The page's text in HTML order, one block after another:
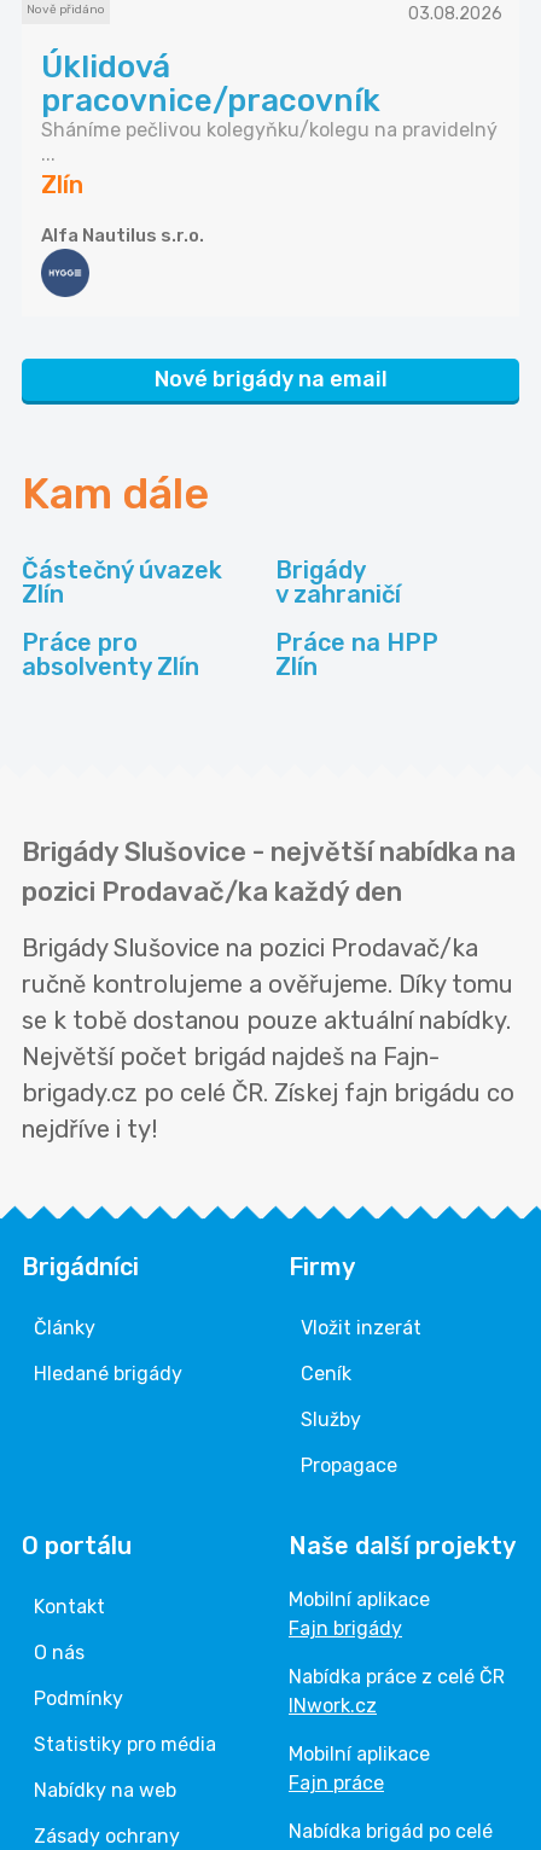
Nově přidáno 03.08.2026
Úklidová
pracovnice/pracovník
Sháníme pečlivou kolegyňku/kolegu na pravidelný
...
Zlín
Alfa Nautilus s.r.o.
Nové brigády na email
Kam dále
Částečný úvazek
Zlín
Brigády
v zahraničí
Práce pro
absolventy Zlín
Práce na HPP
Zlín
Brigády Slušovice - největší nabídka na
pozici Prodavač/ka každý den
Brigády Slušovice na pozici Prodavač/ka
ručně kontrolujeme a ověřujeme. Díky tomu
se k tobě dostanou pouze aktuální nabídky.
Největší počet brigád najdeš na Fajn-
brigady.cz po celé ČR. Získej fajn brigádu co
nejdříve i ty!
Brigádníci
Články
Hledané brigády
Firmy
Vložit inzerát
Ceník
Služby
Propagace
O portálu
Kontakt
O nás
Podmínky
Statistiky pro média
Nabídky na web
Zásady ochrany
Naše další projekty
Mobilní aplikace
Fajn brigády
Nabídka práce z celé ČR
INwork.cz
Mobilní aplikace
Fajn práce
Nabídka brigád po celé